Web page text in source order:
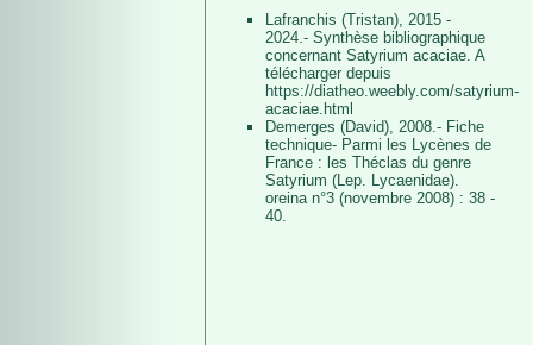
Lafranchis (Tristan), 2015 -
2024.- Synthèse bibliographique
concernant Satyrium acaciae. A
télécharger depuis
https://diatheo.weebly.com/satyrium-
acaciae.html
Demerges (David), 2008.- Fiche
technique- Parmi les Lycènes de
France : les Théclas du genre
Satyrium (Lep. Lycaenidae).
oreina n°3 (novembre 2008) : 38 -
40.